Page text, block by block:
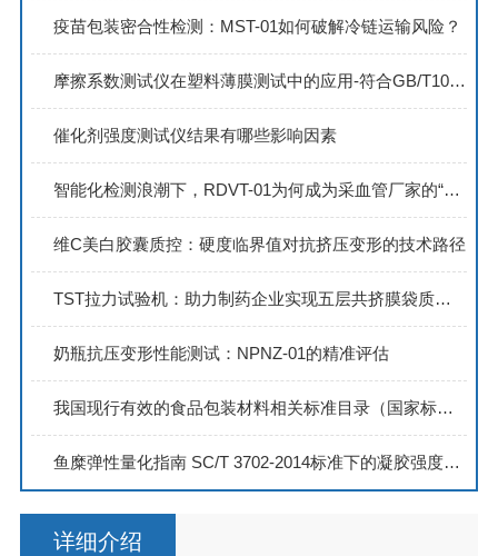
疫苗包装密合性检测：MST-01如何破解冷链运输风险？
摩擦系数测试仪在塑料薄膜测试中的应用-符合GB/T10006标准的专业检测方案
催化剂强度测试仪结果有哪些影响因素
智能化检测浪潮下，RDVT-01为何成为采血管厂家的“效率引擎”？
维C美白胶囊质控：硬度临界值对抗挤压变形的技术路径
TST拉力试验机：助力制药企业实现五层共挤膜袋质量控制YBB00112005
奶瓶抗压变形性能测试：NPNZ-01的精准评估
我国现行有效的食品包装材料相关标准目录（国家标准）
鱼糜弹性量化指南 SC/T 3702-2014标准下的凝胶强度测定与冻力测试仪应用
详细介绍